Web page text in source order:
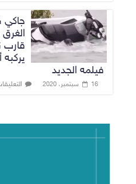
جاكي
قارب
يركبه
فيلمه الجديد
16 سبتمبر، 2020